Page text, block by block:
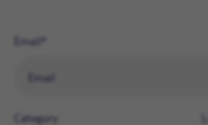
Email
Category